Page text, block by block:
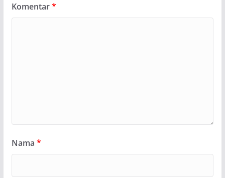
Komentar*
Nama *